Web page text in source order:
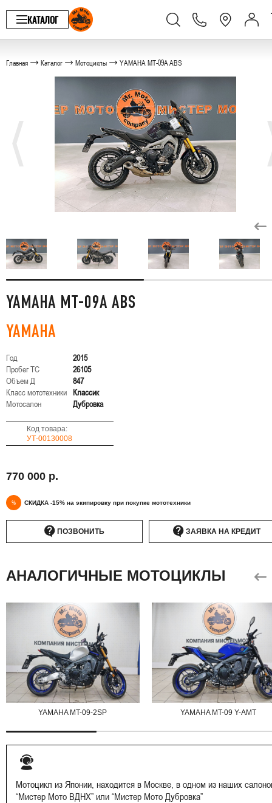
КАТАЛОГ
Главная Каталог Мотоциклы YAMAHA MT-09A ABS
YAMAHA MT-09A ABS
YAMAHA
Год
2015
Пробег ТС
26105
Объем Д
847
Класс мототехники
Классик
Мотосалон
Дубровка
Код товара:
УТ-00130008
770 000 р.
% СКИДКА -15% на экипировку при покупке мототехники
ПОЗВОНИТЬ ЗАЯВКА НА КРЕДИТ
АНАЛОГИЧНЫЕ МОТОЦИКЛЫ
YAMAHA MT-09-2SP YAMAHA MT-09 Y-AMT
Мотоцикл из Японии, находится в Москве, в одном из наших
“Мистер Мото ВДНХ” или “Мистер Мото Дубровка”